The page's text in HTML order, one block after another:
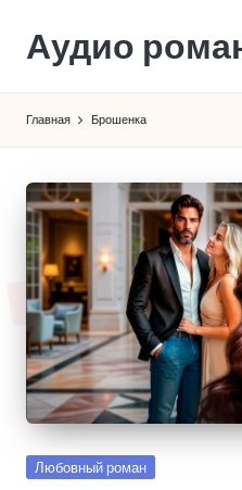
Перейти
содержимому
Аудио
Главная Брошенка
Опубликовано
Любовный роман